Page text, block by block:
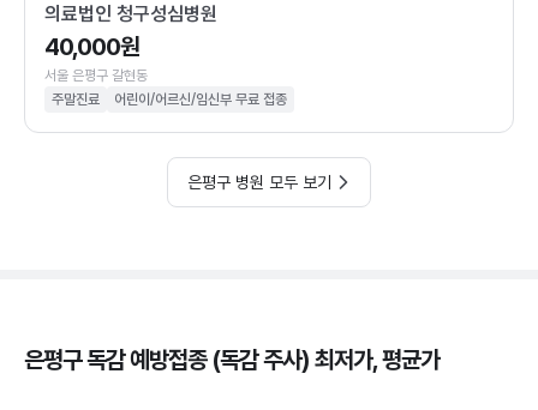
의료법인 청구성심병원
40,000원
서울 은평구 갈현동
주말진료
어린이/어르신/임신부 무료 접종
은평구 병원 모두 보기
은평구 독감 예방접종 (독감 주사) 최저가, 평균가